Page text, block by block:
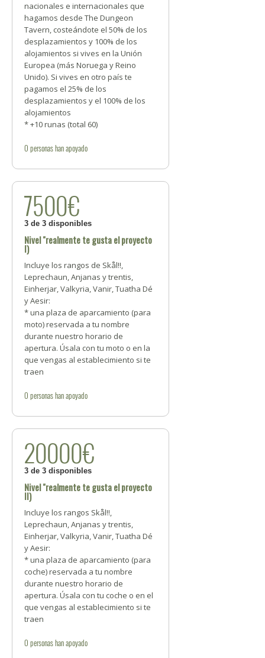
nacionales e internacionales que
hagamos desde The Dungeon
Tavern, costeándote el 50% de los
desplazamientos y 100% de los
alojamientos si vives en la Unión
Europea (más Noruega y Reino
Unido). Si vives en otro país te
pagamos el 25% de los
desplazamientos y el 100% de los
alojamientos
* +10 runas (total 60)
0 personashan apoyado
7500€
3 de 3 disponibles
Nivel "realmente te gusta el proyecto
I)
Incluye los rangos de Skål!!,
Leprechaun, Anjanas y trentis,
Einherjar, Valkyria, Vanir, Tuatha Dé
y Aesir:
* una plaza de aparcamiento (para
moto) reservada a tu nombre
durante nuestro horario de
apertura. Úsala con tu moto o en la
que vengas al establecimiento si te
traen
0 personashan apoyado
20000€
3 de 3 disponibles
Nivel "realmente te gusta el proyecto
II)
Incluye los rangos Skål!!,
Leprechaun, Anjanas y trentis,
Einherjar, Valkyria, Vanir, Tuatha Dé
y Aesir:
* una plaza de aparcamiento (para
coche) reservada a tu nombre
durante nuestro horario de
apertura. Úsala con tu coche o en el
que vengas al establecimiento si te
traen
0 personashan apoyado